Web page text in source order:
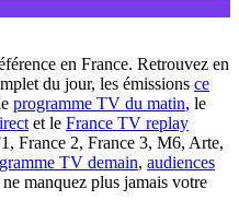
en France. Retrouvez en
du jour, les émissions ce
programme TV du matin, le
et le France TV replay
France 2, France 3, M6, Arte,
TV demain, audiences
manquez plus jamais votre